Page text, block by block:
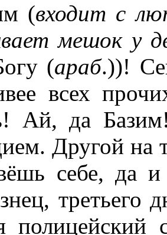
(входит с
мешок у
(араб.))!
всех
Ай, да
Другой на
себе, да и
третьего